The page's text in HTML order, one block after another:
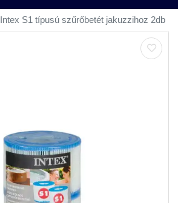
Intex S1 típusú szűrőbetét jakuzzihoz 2db